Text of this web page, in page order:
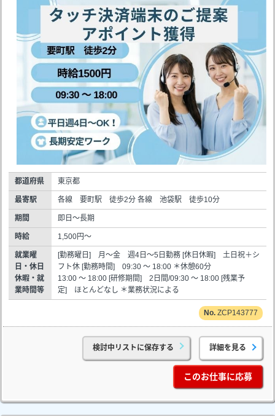
都道府県 東京都
最寄駅 各線 要町駅 徒歩2分 各線 池袋駅 徒歩10分
期間 即日～長期
時給 1,500円～
就業曜
日・休日
休暇・就
業時間等
[勤務曜日] 月～金 週4日～5日勤務 [休日休暇] 土日祝＋シ
フト休 [勤務時間] 09:30 ～ 18:00 ＊休憩60分
13:00 ～ 18:00 [研修期間] 2日間/09:30 ～ 18:00 [残業予
定] ほとんどなし ＊業務状況による
ZCP143777
検討中リストに保存する 詳細を見る
このお仕事に応募